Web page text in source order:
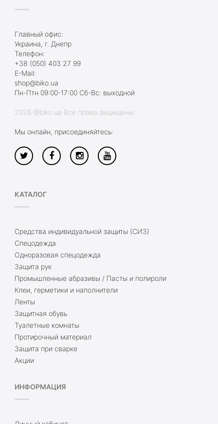
Главный офис:
Украина, г. Днепр
Телефон:
+38 (050) 403 27 99
E-Mail:
shop@biko.ua
Пн-Птн 09:00-17:00 Сб-Вс: выходной
2026 @biko.ua Все права защищены
Мы онлайн, присоединяйтесь:
КАТАЛОГ
Средства индивидуальной защиты (СИЗ)
Спецодежда
Одноразовая спецодежда
Защита рук
Промышленные абразивы / Пасты и полироли
Клеи, герметики и наполнители
Ленты
Защитная обувь
Туалетные комнаты
Протирочный материал
Защита при сварке
Акции
ИНФОРМАЦИЯ